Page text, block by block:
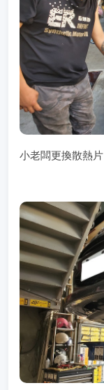
小老闆更換散熱片